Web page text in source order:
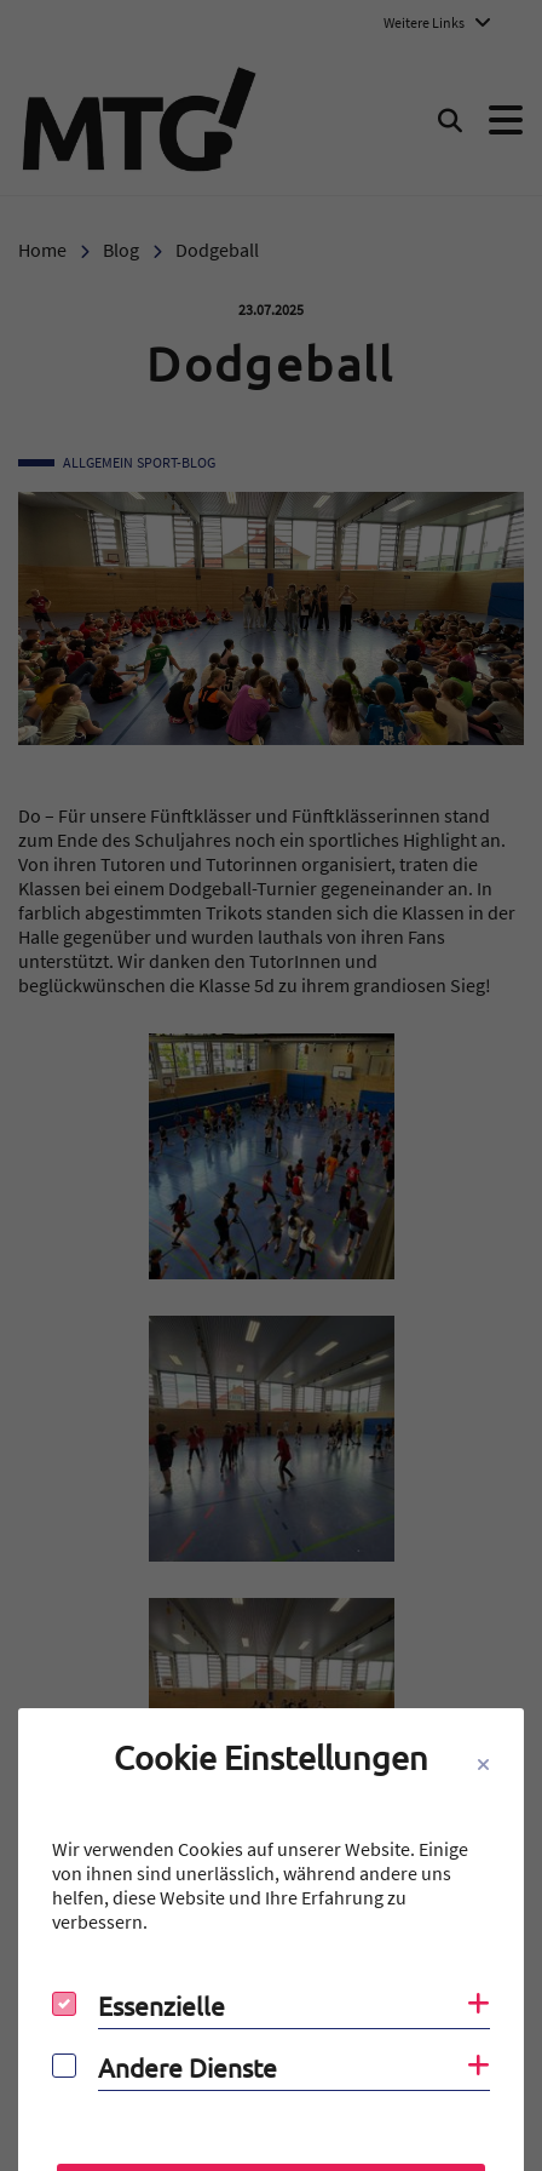
Weitere Links
Suchen
Home Blog Dodgeball
Veröffentlicht am:
23.07.2025
Dodgeball
ALLGEMEIN SPORT-BLOG
Do – Für unsere Fünftklässer und Fünftklässerinnen stand
zum Ende des Schuljahres noch ein sportliches Highlight an.
Von ihren Tutoren und Tutorinnen organisiert, traten die
Klassen bei einem Dodgeball-Turnier gegeneinander an. In
farblich abgestimmten Trikots standen sich die Klassen in der
Halle gegenüber und wurden lauthals von ihren Fans
unterstützt. Wir danken den TutorInnen und
beglückwünschen die Klasse 5d zu ihrem grandiosen Sieg!
ÄLTERE
BEITRÄGE
Cookie Einstellungen
Wir verwenden Cookies auf unserer Website. Einige
von ihnen sind unerlässlich, während andere uns
helfen, diese Website und Ihre Erfahrung zu
verbessern.
Essenzielle
Essenzielle
Andere Dienste
Andere Dienste